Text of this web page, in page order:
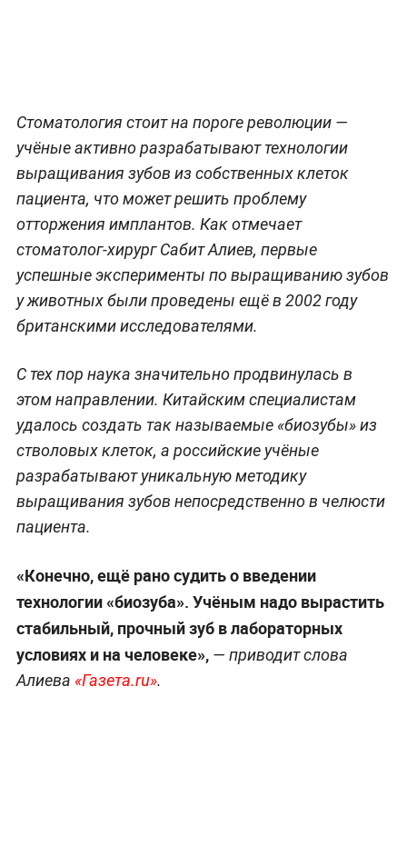
Стоматология стоит на пороге революции —
учёные активно разрабатывают технологии
выращивания зубов из собственных клеток
пациента, что может решить проблему
отторжения имплантов. Как отмечает
стоматолог-хирург Сабит Алиев, первые
успешные эксперименты по выращиванию зубов
у животных были проведены ещё в 2002 году
британскими исследователями.
С тех пор наука значительно продвинулась в
этом направлении. Китайским специалистам
удалось создать так называемые «биозубы» из
стволовых клеток, а российские учёные
разрабатывают уникальную методику
выращивания зубов непосредственно в челюсти
пациента.
«Конечно, ещё рано судить о введении
технологии «биозуба». Учёным надо вырастить
стабильный, прочный зуб в лабораторных
условиях и на человеке», — приводит слова
Алиева «Газета.ru».